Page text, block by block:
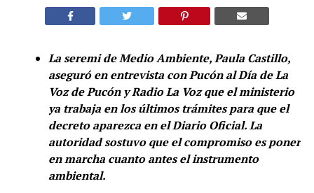
La seremi de Medio Ambiente, Paula Castillo,
aseguró en entrevista con Pucón al Día de La
Voz de Pucón y Radio La Voz que el ministerio
ya trabaja en los últimos trámites para que el
decreto aparezca en el Diario Oficial. La
autoridad sostuvo que el compromiso es poner
en marcha cuanto antes el instrumento
ambiental.